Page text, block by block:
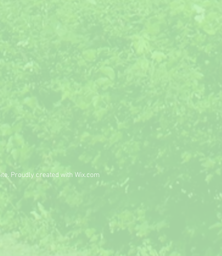
Proudly created with Wix.com